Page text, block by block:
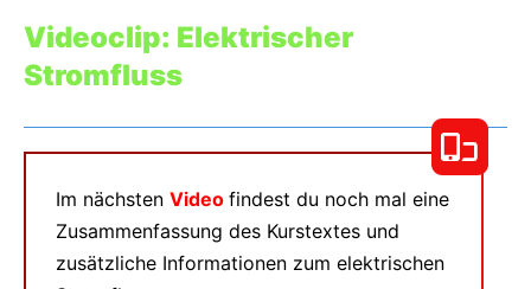
Videoclip: Elektrischer
Stromfluss
Im nächsten Video findest du noch mal eine
Zusammenfassung des Kurstextes und
zusätzliche Informationen zum elektrischen